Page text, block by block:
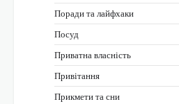
Поради та лайфхаки
Посуд
Приватна власність
Привітання
Прикмети та сни